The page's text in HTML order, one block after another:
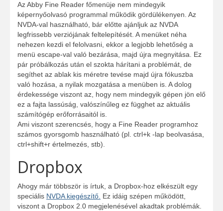
Az Abby Fine Reader főmenüje nem mindegyik
képernyőolvasó programmal működik gördülékenyen. Az
NVDA-val használható, bár előtte ajánljuk az NVDA
legfrissebb verziójának feltelepítését. A menüket néha
nehezen kezdi el felolvasni, ekkor a legjobb lehetőség a
menü escape-val való bezárása, majd újra megnyitása. Ez
pár próbálkozás után el szokta hárítani a problémát, de
segíthet az ablak kis méretre tevése majd újra fókuszba
való hozása, a nyilak mozgatása a menüben is. A dolog
érdekessége viszont az, hogy nem mindegyik gépen jön elő
ez a fajta lassúság, valószínűleg ez függhet az aktuális
számítógép erőforrásaitól is.
Ami viszont szerencsés, hogy a Fine Reader programhoz
számos gyorsgomb használható (pl. ctrl+k -lap beolvasása,
ctrl+shift+r értelmezés, stb).
Dropbox
Ahogy már többször is írtuk, a Dropbox-hoz elkészült egy
speciális NVDA kiegészítő. Ez idáig szépen működött,
viszont a Dropbox 2.0 megjelenésével akadtak problémák.